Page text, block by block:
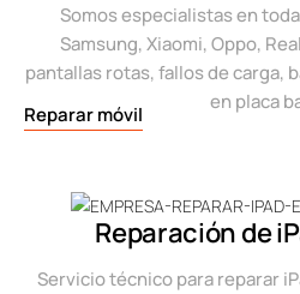
Somos especialistas en
Samsung, Xiaomi, Oppo,
pantallas rotas, fallos de carga,
en placa
Reparar móvil
Reparación de
Servicio técnico para reparar